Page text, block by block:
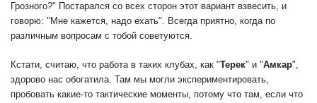
Грозного?" Постарался со всех сторон этот вариант взвесить, и
говорю: "Мне кажется, надо ехать". Всегда приятно, когда по
различным вопросам с тобой советуются.
Кстати, считаю, что работа в таких клубах, как "Терек" и "Амкар",
здорово нас обогатила. Там мы могли экспериментировать,
пробовать какие-то тактические моменты, потому что там, если что